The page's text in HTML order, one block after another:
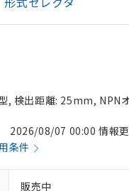
, 検出距離: 25mm, NPN
2026/08/07 00:00 情報
条件
販売中